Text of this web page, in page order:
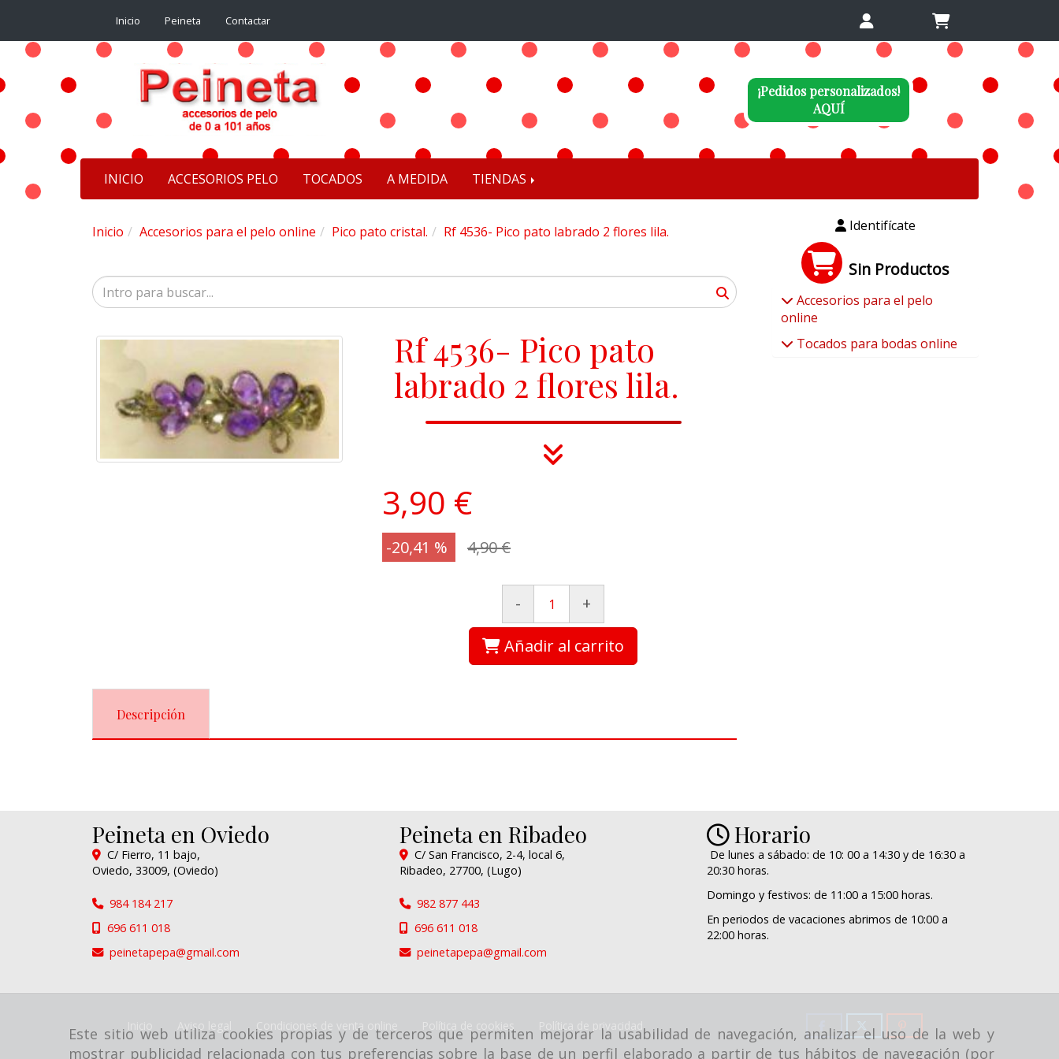
Este sitio web utiliza cookies propias y de terceros que permiten mejorar la usabilidad de navegación, analizar el uso de la web y
mostrar publicidad relacionada con tus preferencias sobre la base de un perfil elaborado a partir de tus hábitos de navegación (por
Inicio Peineta Contactar
¡Pedidos personalizados!
AQUÍ
INICIO ACCESORIOS PELO TOCADOS A MEDIDA TIENDAS
Inicio Accesorios para el pelo online Pico pato cristal. Rf 4536- Pico pato labrado 2 flores lila.
Rf 4536- Pico pato
labrado 2 flores lila.
3,90 €
-20,41 % 4,90 €
-
+
Añadir al carrito
Descripción
Identifícate
Sin Productos
Accesorios para el pelo
online
Tocados para bodas online
Peineta en Oviedo
C/ Fierro, 11 bajo,
Oviedo, 33009, (Oviedo)
984 184 217
696 611 018
peinetapepa
gmail.com
Peineta en Ribadeo
C/ San Francisco, 2-4, local 6,
Ribadeo, 27700, (Lugo)
982 877 443
696 611 018
peinetapepa
gmail.com
Horario
De lunes a sábado: de 10: 00 a 14:30 y de 16:30 a
20:30 horas.
Domingo y festivos: de 11:00 a 15:00 horas.
En periodos de vacaciones abrimos de 10:00 a
22:00 horas.
Aviso legal Condiciones de venta online Política de cookies Política de privacidad